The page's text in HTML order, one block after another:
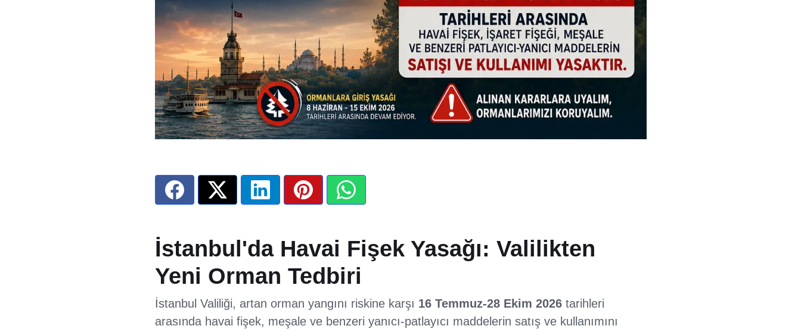
İstanbul'da Havai Fişek Yasağı: Valilikten
Yeni Orman Tedbiri
İstanbul Valiliği, artan orman yangını riskine karşı 16 Temmuz-28 Ekim 2026tarihleri
arasında havai fişek, meşale ve benzeri yanıcı-patlayıcı maddelerin satış ve kullanımını